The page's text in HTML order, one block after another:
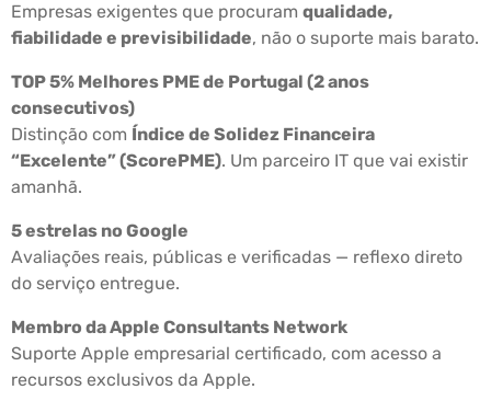
Empresas exigentes que procuram qualidade,
fiabilidade e previsibilidade, não o suporte mais barato.
TOP 5% Melhores PME de Portugal (2 anos
consecutivos)
Distinção com Índice de Solidez Financeira
“Excelente” (ScorePME). Um parceiro IT que vai existir
amanhã.
5 estrelas no Google
Avaliações reais, públicas e verificadas — reflexo direto
do serviço entregue.
Membro da Apple Consultants Network
Suporte Apple empresarial certificado, com acesso a
recursos exclusivos da Apple.